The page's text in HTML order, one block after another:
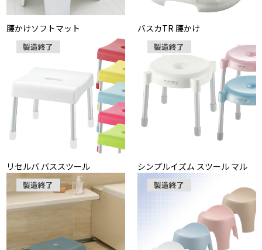
腰かけソフトマット バスカTR 腰かけ
製造終了
リセルバ バススツール
製造終了
シンプルイズム スツール マル
製造終了 製造終了